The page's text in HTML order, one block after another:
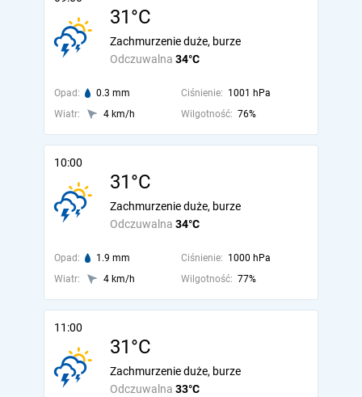
31°C
Odczuwalna 34°C
Zachmurzenie duże, burze
Opad: 0.3 mm Ciśnienie: 1001 hPa
Wiatr:
4 km/h Wilgotność: 76%
10:00
31°C
Odczuwalna 34°C
Zachmurzenie duże, burze
Opad: 1.9 mm Ciśnienie: 1000 hPa
Wiatr:
4 km/h Wilgotność: 77%
11:00
31°C
Odczuwalna 33°C
Zachmurzenie duże, burze